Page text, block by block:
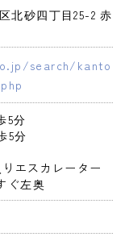
北砂四丁目25-2 赤
search/kanto
5分
5分
エスカレーター
ぐ左奥